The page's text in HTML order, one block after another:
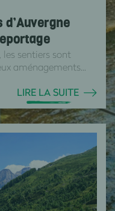
les sentiers sont
aménagements...
LIRE LA SUITE